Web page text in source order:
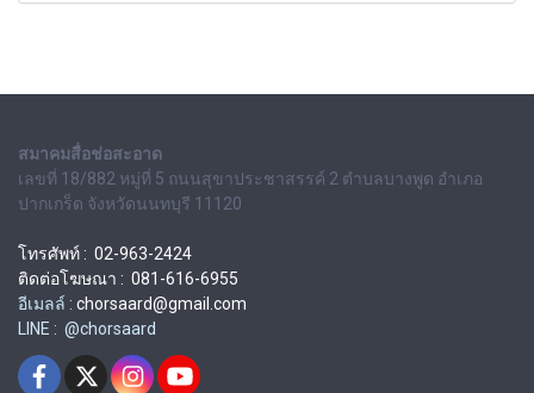
สมาคมสื่อช่อสะอาด
เลขที่ 18/882 หมู่ที่ 5 ถนนสุขาประชาสรรค์ 2 ตำบลบางพูด อำเภอ
ปากเกร็ด จังหวัดนนทบุรี 11120
โทรศัพท์ : 02-963-2424
ติดต่อโฆษณา : 081-616-6955
อีเมลล์ : chorsaard@gmail.com
LINE : @chorsaard